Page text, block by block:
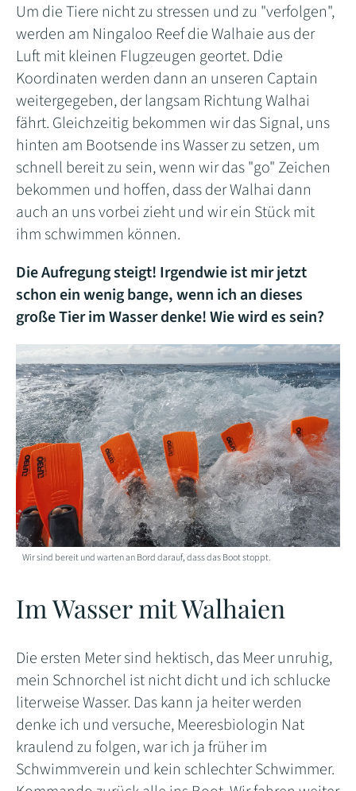
Um die Tiere nicht zu stressen und zu "verfolgen",
werden am Ningaloo Reef die Walhaie aus der
Luft mit kleinen Flugzeugen geortet. Ddie
Koordinaten werden dann an unseren Captain
weitergegeben, der langsam Richtung Walhai
fährt. Gleichzeitig bekommen wir das Signal, uns
hinten am Bootsende ins Wasser zu setzen, um
schnell bereit zu sein, wenn wir das "go" Zeichen
bekommen und hoffen, dass der Walhai dann
auch an uns vorbei zieht und wir ein Stück mit
ihm schwimmen können.
Die Aufregung steigt! Irgendwie ist mir jetzt
schon ein wenig bange, wenn ich an dieses
große Tier im Wasser denke! Wie wird es sein?
Wir sind bereit und warten an Bord darauf, dass das Boot stoppt.
Im Wasser mit Walhaien
Die ersten Meter sind hektisch, das Meer unruhig,
mein Schnorchel ist nicht dicht und ich schlucke
literweise Wasser. Das kann ja heiter werden
denke ich und versuche, Meeresbiologin Nat
kraulend zu folgen, war ich ja früher im
Schwimmverein und kein schlechter Schwimmer.